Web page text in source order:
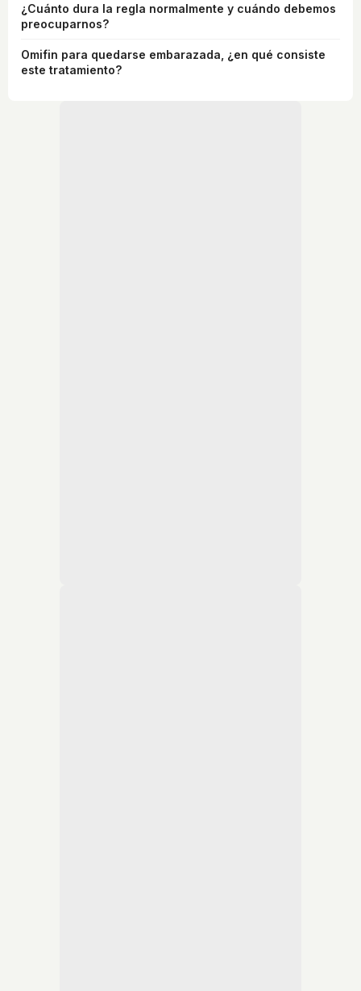
¿Cuánto dura la regla normalmente y cuándo debemos
preocuparnos?
Omifin para quedarse embarazada, ¿en qué consiste
este tratamiento?